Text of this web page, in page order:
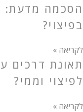
הסכמה מדעת:
בפיצוי?
לקריאה »
תאונת דרכים
לפיצוי וממי?
לקריאה »